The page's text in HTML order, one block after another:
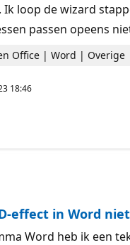
Ik loop de wizard
passen opeens
Office | Word | Overige
18:46
effect in Word
Word heb ik een